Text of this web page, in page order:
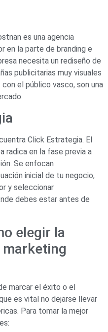
es una agencia
en la parte de branding e
necesita un rediseño de
publicitarias muy visuales
el público vasco, son una
Click Estrategia. El
radica en la fase previa a
Se enfocan
inicial de tu negocio,
y seleccionar
debes estar antes de
elegir la
marcar el éxito o el
es vital no dejarse llevar
Para tomar la mejor